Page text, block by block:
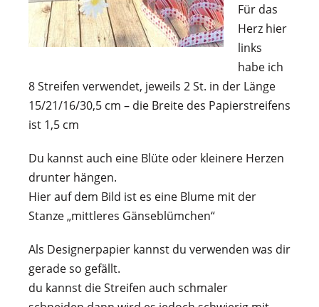
Für das
Herz hier
links
habe ich
8 Streifen verwendet, jeweils 2 St. in der Länge
15/21/16/30,5 cm – die Breite des Papierstreifens
ist 1,5 cm
Du kannst auch eine Blüte oder kleinere Herzen
drunter hängen.
Hier auf dem Bild ist es eine Blume mit der
Stanze „mittleres Gänseblümchen“
Als Designerpapier kannst du verwenden was dir
gerade so gefällt.
du kannst die Streifen auch schmaler